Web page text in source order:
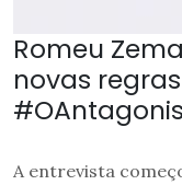
Romeu
novas
A entrevista